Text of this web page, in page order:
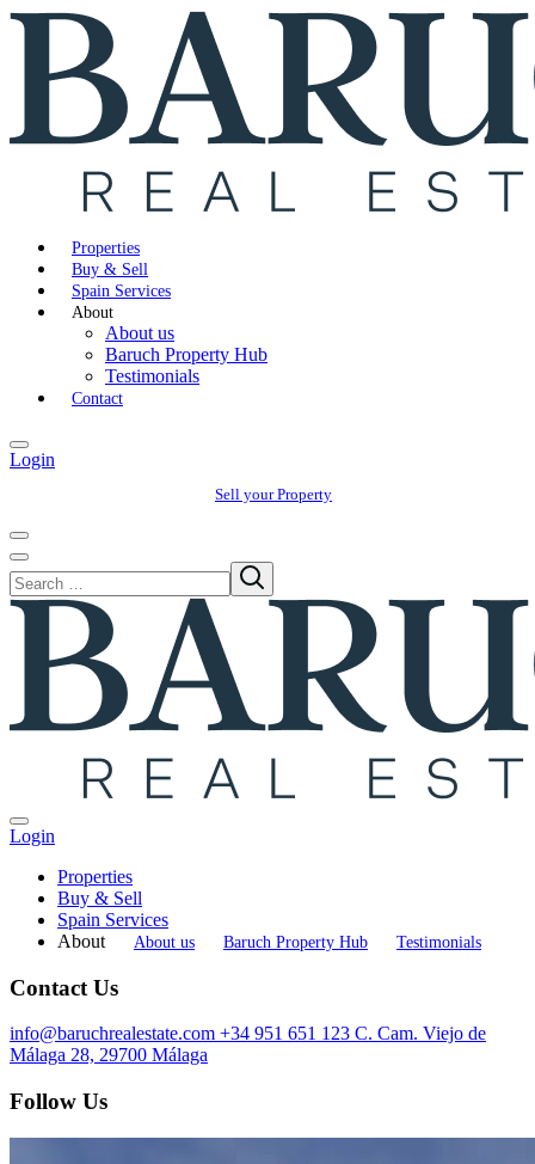
Properties
Buy & Sell
Spain Services
About
About us
Baruch Property Hub
Testimonials
Contact
Login
Sell your Property
Login
Properties
Buy & Sell
Spain Services
About
About us Baruch Property Hub Testimonials
Contact Us
info@baruchrealestate.com +34 951 651 123 C. Cam. Viejo de
Málaga 28, 29700 Málaga
Follow Us